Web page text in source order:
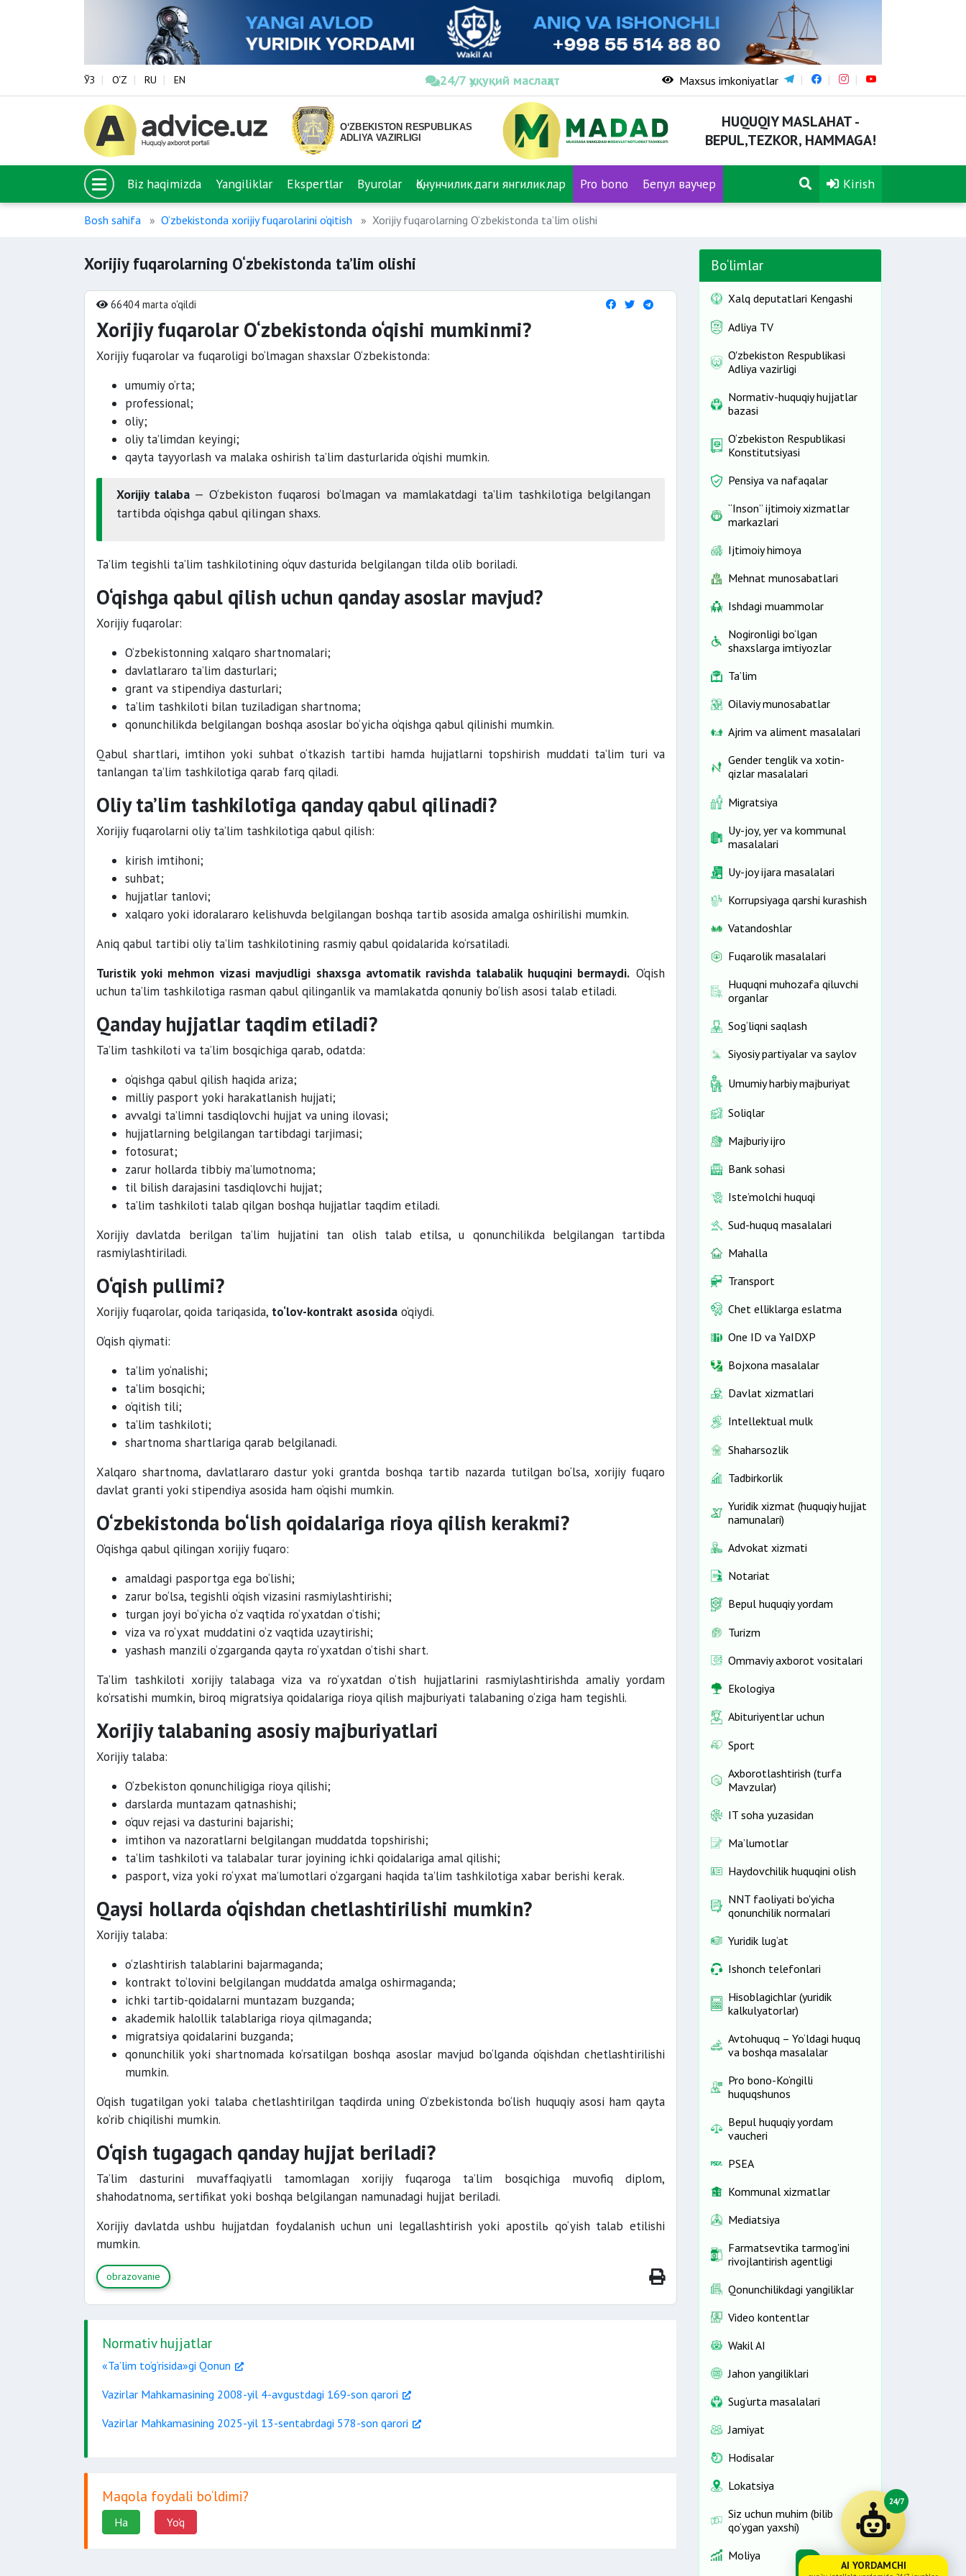
ЎЗ O‘Z RU EN 24/7 ҳуқуқий маслаҳат Maxsus imkoniyatlar
HUQUQIY MASLAHAT -
BEPUL,TEZKOR, HAMMAGA!
Biz haqimizda Yangiliklar Ekspertlar Byurolar Қонунчиликдаги янгиликлар Pro bono Бепул ваучер Kirish
Bosh sahifa O‘zbekistonda xorijiy fuqarolarini o‘qitish Xorijiy fuqarolarning O‘zbekistonda ta’lim olishi
Xorijiy fuqarolarning O‘zbekistonda ta’lim olishi
66404 marta o'qildi
Xorijiy fuqarolar O‘zbekistonda o‘qishi mumkinmi?
Xorijiy fuqarolar va fuqaroligi bo‘lmagan shaxslar O‘zbekistonda:
umumiy o‘rta;
professional;
oliy;
oliy ta’limdan keyingi;
qayta tayyorlash va malaka oshirish ta’lim dasturlarida o‘qishi mumkin.
Xorijiy talaba— O‘zbekiston fuqarosi bo‘lmagan va mamlakatdagi ta’lim tashkilotiga belgilangan
tartibda o‘qishga qabul qilingan shaxs.
Ta’lim tegishli ta’lim tashkilotining o‘quv dasturida belgilangan tilda olib boriladi.
O‘qishga qabul qilish uchun qanday asoslar mavjud?
Xorijiy fuqarolar:
O‘zbekistonning xalqaro shartnomalari;
davlatlararo ta’lim dasturlari;
grant va stipendiya dasturlari;
ta’lim tashkiloti bilan tuziladigan shartnoma;
qonunchilikda belgilangan boshqa asoslar bo‘yicha o‘qishga qabul qilinishi mumkin.
Qabul shartlari, imtihon yoki suhbat o‘tkazish tartibi hamda hujjatlarni topshirish muddati ta’lim turi va
tanlangan ta’lim tashkilotiga qarab farq qiladi.
Oliy ta’lim tashkilotiga qanday qabul qilinadi?
Xorijiy fuqarolarni oliy ta’lim tashkilotiga qabul qilish:
kirish imtihoni;
suhbat;
hujjatlar tanlovi;
xalqaro yoki idoralararo kelishuvda belgilangan boshqa tartib asosida amalga oshirilishi mumkin.
Aniq qabul tartibi oliy ta’lim tashkilotining rasmiy qabul qoidalarida ko‘rsatiladi.
Turistik yoki mehmon vizasi mavjudligi shaxsga avtomatik ravishda talabalik huquqini bermaydi. O‘qish
uchun ta’lim tashkilotiga rasman qabul qilinganlik va mamlakatda qonuniy bo‘lish asosi talab etiladi.
Qanday hujjatlar taqdim etiladi?
Ta’lim tashkiloti va ta’lim bosqichiga qarab, odatda:
o‘qishga qabul qilish haqida ariza;
milliy pasport yoki harakatlanish hujjati;
avvalgi ta’limni tasdiqlovchi hujjat va uning ilovasi;
hujjatlarning belgilangan tartibdagi tarjimasi;
fotosurat;
zarur hollarda tibbiy ma’lumotnoma;
til bilish darajasini tasdiqlovchi hujjat;
ta’lim tashkiloti talab qilgan boshqa hujjatlar taqdim etiladi.
Xorijiy davlatda berilgan ta’lim hujjatini tan olish talab etilsa, u qonunchilikda belgilangan tartibda
rasmiylashtiriladi.
O‘qish pullimi?
Xorijiy fuqarolar, qoida tariqasida, to‘lov-kontrakt asosida o‘qiydi.
O‘qish qiymati:
ta’lim yo‘nalishi;
ta’lim bosqichi;
o‘qitish tili;
ta’lim tashkiloti;
shartnoma shartlariga qarab belgilanadi.
Xalqaro shartnoma, davlatlararo dastur yoki grantda boshqa tartib nazarda tutilgan bo‘lsa, xorijiy fuqaro
davlat granti yoki stipendiya asosida ham o‘qishi mumkin.
O‘zbekistonda bo‘lish qoidalariga rioya qilish kerakmi?
O‘qishga qabul qilingan xorijiy fuqaro:
amaldagi pasportga ega bo‘lishi;
zarur bo‘lsa, tegishli o‘qish vizasini rasmiylashtirishi;
turgan joyi bo‘yicha o‘z vaqtida ro‘yxatdan o‘tishi;
viza va ro‘yxat muddatini o‘z vaqtida uzaytirishi;
yashash manzili o‘zgarganda qayta ro‘yxatdan o‘tishi shart.
Ta’lim tashkiloti xorijiy talabaga viza va ro‘yxatdan o‘tish hujjatlarini rasmiylashtirishda amaliy yordam
ko‘rsatishi mumkin, biroq migratsiya qoidalariga rioya qilish majburiyati talabaning o‘ziga ham tegishli.
Xorijiy talabaning asosiy majburiyatlari
Xorijiy talaba:
O‘zbekiston qonunchiligiga rioya qilishi;
darslarda muntazam qatnashishi;
o‘quv rejasi va dasturini bajarishi;
imtihon va nazoratlarni belgilangan muddatda topshirishi;
ta’lim tashkiloti va talabalar turar joyining ichki qoidalariga amal qilishi;
pasport, viza yoki ro‘yxat ma’lumotlari o‘zgargani haqida ta’lim tashkilotiga xabar berishi kerak.
Qaysi hollarda o‘qishdan chetlashtirilishi mumkin?
Xorijiy talaba:
o‘zlashtirish talablarini bajarmaganda;
kontrakt to‘lovini belgilangan muddatda amalga oshirmaganda;
ichki tartib-qoidalarni muntazam buzganda;
akademik halollik talablariga rioya qilmaganda;
migratsiya qoidalarini buzganda;
qonunchilik yoki shartnomada ko‘rsatilgan boshqa asoslar mavjud bo‘lganda o‘qishdan chetlashtirilishi
mumkin.
O‘qish tugatilgan yoki talaba chetlashtirilgan taqdirda uning O‘zbekistonda bo‘lish huquqiy asosi ham qayta
ko‘rib chiqilishi mumkin.
O‘qish tugagach qanday hujjat beriladi?
Ta’lim dasturini muvaffaqiyatli tamomlagan xorijiy fuqaroga ta’lim bosqichiga muvofiq diplom,
shahodatnoma, sertifikat yoki boshqa belgilangan namunadagi hujjat beriladi.
Xorijiy davlatda ushbu hujjatdan foydalanish uchun uni legallashtirish yoki apostilь qo‘yish talab etilishi
mumkin.
obrazovanie
Normativ hujjatlar
«Ta’lim to‘g‘risida»gi Qonun
Vazirlar Mahkamasining 2008-yil 4-avgustdagi 169-son qarori
Vazirlar Mahkamasining 2025-yil 13-sentabrdagi 578-son qarori
Maqola foydali bo‘ldimi?
Ha Yo'q
Bo‘limlar
Xalq deputatlari Kengashi
Adliya TV
O'zbekiston Respublikasi
Adliya vazirligi
Normativ-huquqiy hujjatlar
bazasi
O‘zbekiston Respublikasi
Konstitutsiyasi
Pensiya va nafaqalar
“Inson” ijtimoiy xizmatlar
markazlari
Ijtimoiy himoya
Mehnat munosabatlari
Ishdagi muammolar
Nogironligi bo‘lgan
shaxslarga imtiyozlar
Ta’lim
Oilaviy munosabatlar
Ajrim va aliment masalalari
Gender tenglik va xotin-
qizlar masalalari
Migratsiya
Uy-joy, yer va kommunal
masalalari
Uy-joy ijara masalalari
Korrupsiyaga qarshi kurashish
Vatandoshlar
Fuqarolik masalalari
Huquqni muhozafa qiluvchi
organlar
Sog‘liqni saqlash
Siyosiy partiyalar va saylov
Umumiy harbiy majburiyat
Soliqlar
Majburiy ijro
Bank sohasi
Iste’molchi huquqi
Sud-huquq masalalari
Mahalla
Transport
Chet elliklarga eslatma
One ID vа YaIDXP
Bojxona masalalar
Davlat xizmatlari
Intellektual mulk
Shaharsozlik
Tadbirkorlik
Yuridik xizmat (huquqiy hujjat
namunalari)
Advokat xizmati
Notariat
Bepul huquqiy yordam
Turizm
Ommaviy axborot vositalari
Ekologiya
Abituriyentlar uchun
Sport
Axborotlashtirish (turfa
Mavzular)
IT soha yuzasidan
Ma’lumotlar
Haydovchilik huquqini olish
NNT faoliyati bo'yicha
qonunchilik normalari
Yuridik lug‘at
Ishonch telefonlari
Hisoblagichlar (yuridik
kalkulyatorlar)
Avtohuquq – Yo‘ldagi huquq
va boshqa masalalar
Pro bono-Ko‘ngilli
huquqshunos
Bepul huquqiy yordam
vaucheri
PSEA
Kommunal xizmatlar
Mediatsiya
Farmatsevtika tarmog'ini
rivojlantirish agentligi
Qonunchilikdagi yangiliklar
Video kontentlar
Wakil AI
Jahon yangiliklari
Sug‘urta masalalari
Jamiyat
Hodisalar
Lokatsiya
Siz uchun muhim (bilib
qo‘ygan yaxshi)
Moliya
24/7
AI YORDAMCHI